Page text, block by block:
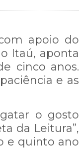
apoio do
Itaú, aponta
cinco anos.
e as
o gosto
da Leitura”,
e quinto ano